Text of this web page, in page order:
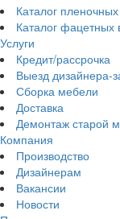
Каталог
Каталог фацетных
Услуги
Кредит/рассрочка
Выезд дизайнера-
Сборка мебели
Доставка
Демонтаж старой
Компания
Производство
Дизайнерам
Вакансии
Новости